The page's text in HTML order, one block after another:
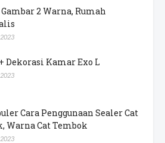
2 Warna, Rumah
Dekorasi Kamar Exo L
Cara Penggunaan Sealer Cat
Warna Cat Tembok